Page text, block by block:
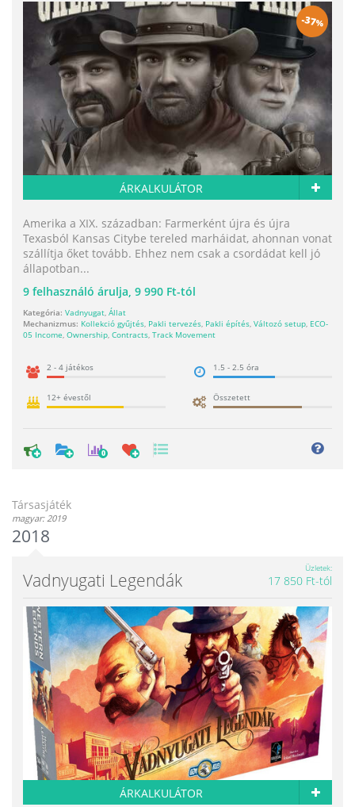
-37%
ÁRKALKULÁTOR
Amerika a XIX. században: Farmerként újra és újra
Texasból Kansas Citybe tereled marháidat, ahonnan vonat
szállítja őket tovább. Ehhez nem csak a csordádat kell jó
állapotban...
9 felhasználó árulja, 9 990 Ft-tól
Kategória: Vadnyugat, Állat
Mechanizmus: Kollekció gyűjtés, Pakli tervezés, Pakli építés, Változó setup, ECO-
05 Income, Ownership, Contracts, Track Movement
2 - 4 játékos 1.5 - 2.5 óra
12+ évestől Összetett
0
Társasjáték
magyar: 2019
2018
Vadnyugati Legendák
Üzletek
17 850 Ft-tól
ÁRKALKULÁTOR